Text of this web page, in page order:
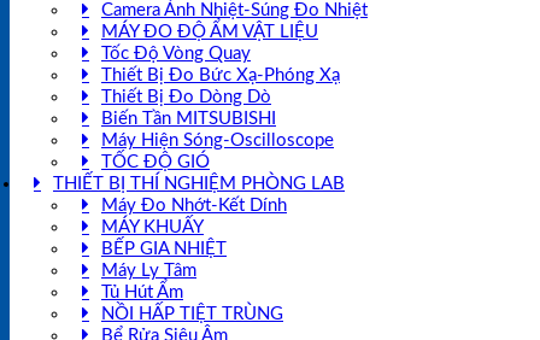
Camera Ảnh Nhiệt-Súng Đo Nhiệt
MÁY ĐO ĐỘ ẨM VẬT LIỆU
Tốc Độ Vòng Quay
Thiết Bị Đo Bức Xạ-Phóng Xạ
Thiết Bị Đo Dòng Dò
Biến Tần MITSUBISHI
Máy Hiện Sóng-Oscilloscope
TỐC ĐỘ GIÓ
THIẾT BỊ THÍ NGHIỆM PHÒNG LAB
Máy Đo Nhớt-Kết Dính
MÁY KHUẤY
BẾP GIA NHIỆT
Máy Ly Tâm
Tủ Hút Ẩm
NỒI HẤP TIỆT TRÙNG
Bể Rửa Siêu Âm